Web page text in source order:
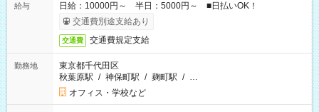
給与
日給：10000円～ 半日：5000円～ ■日払いOK！
交通費別途支給あり
交通費 交通費規定支給
勤務地
東京都千代田区
秋葉原駅 / 神保町駅 / 麹町駅 / …
オフィス・学校など